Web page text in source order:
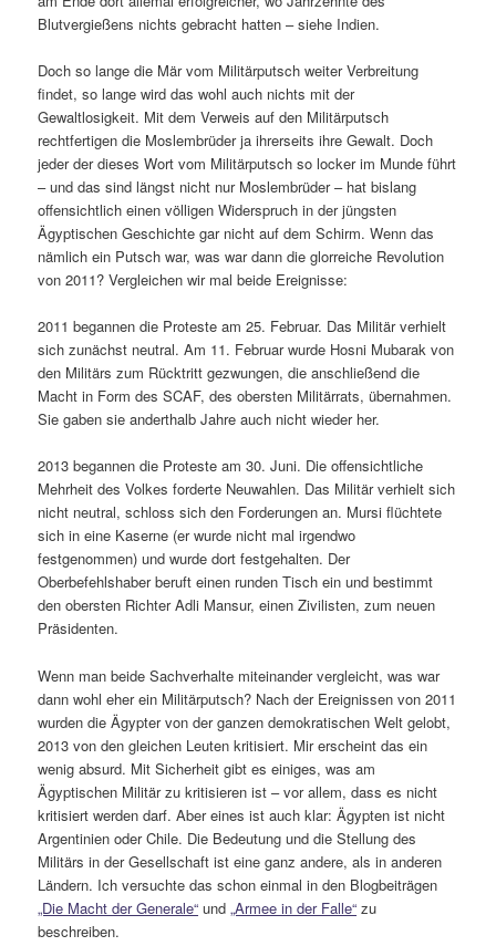
Blutvergießens nichts gebracht hatten – siehe Indien.
Doch so lange die Mär vom Militärputsch weiter Verbreitung
findet, so lange wird das wohl auch nichts mit der
Gewaltlosigkeit. Mit dem Verweis auf den Militärputsch
rechtfertigen die Moslembrüder ja ihrerseits ihre Gewalt. Doch
jeder der dieses Wort vom Militärputsch so locker im Munde führt
– und das sind längst nicht nur Moslembrüder – hat bislang
offensichtlich einen völligen Widerspruch in der jüngsten
Ägyptischen Geschichte gar nicht auf dem Schirm. Wenn das
nämlich ein Putsch war, was war dann die glorreiche Revolution
von 2011? Vergleichen wir mal beide Ereignisse:
2011 begannen die Proteste am 25. Februar. Das Militär verhielt
sich zunächst neutral. Am 11. Februar wurde Hosni Mubarak von
den Militärs zum Rücktritt gezwungen, die anschließend die
Macht in Form des SCAF, des obersten Militärrats, übernahmen.
Sie gaben sie anderthalb Jahre auch nicht wieder her.
2013 begannen die Proteste am 30. Juni. Die offensichtliche
Mehrheit des Volkes forderte Neuwahlen. Das Militär verhielt sich
nicht neutral, schloss sich den Forderungen an. Mursi flüchtete
sich in eine Kaserne (er wurde nicht mal irgendwo
festgenommen) und wurde dort festgehalten. Der
Oberbefehlshaber beruft einen runden Tisch ein und bestimmt
den obersten Richter Adli Mansur, einen Zivilisten, zum neuen
Präsidenten.
Wenn man beide Sachverhalte miteinander vergleicht, was war
dann wohl eher ein Militärputsch? Nach der Ereignissen von 2011
wurden die Ägypter von der ganzen demokratischen Welt gelobt,
2013 von den gleichen Leuten kritisiert. Mir erscheint das ein
wenig absurd. Mit Sicherheit gibt es einiges, was am
Ägyptischen Militär zu kritisieren ist – vor allem, dass es nicht
kritisiert werden darf. Aber eines ist auch klar: Ägypten ist nicht
Argentinien oder Chile. Die Bedeutung und die Stellung des
Militärs in der Gesellschaft ist eine ganz andere, als in anderen
Ländern. Ich versuchte das schon einmal in den Blogbeiträgen
„Die Macht der Generale“ und„Armee in der Falle“ zu
beschreiben.